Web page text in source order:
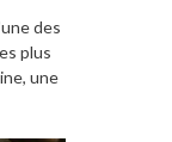
des
plus
une